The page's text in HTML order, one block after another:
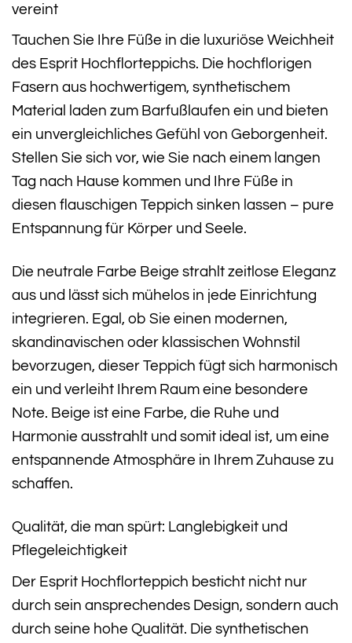
vereint
Tauchen Sie Ihre Füße in die luxuriöse Weichheit
des Esprit Hochflorteppichs. Die hochflorigen
Fasern aus hochwertigem, synthetischem
Material laden zum Barfußlaufen ein und bieten
ein unvergleichliches Gefühl von Geborgenheit.
Stellen Sie sich vor, wie Sie nach einem langen
Tag nach Hause kommen und Ihre Füße in
diesen flauschigen Teppich sinken lassen – pure
Entspannung für Körper und Seele.
Die neutrale Farbe Beige strahlt zeitlose Eleganz
aus und lässt sich mühelos in jede Einrichtung
integrieren. Egal, ob Sie einen modernen,
skandinavischen oder klassischen Wohnstil
bevorzugen, dieser Teppich fügt sich harmonisch
ein und verleiht Ihrem Raum eine besondere
Note. Beige ist eine Farbe, die Ruhe und
Harmonie ausstrahlt und somit ideal ist, um eine
entspannende Atmosphäre in Ihrem Zuhause zu
schaffen.
Qualität, die man spürt: Langlebigkeit und
Pflegeleichtigkeit
Der Esprit Hochflorteppich besticht nicht nur
durch sein ansprechendes Design, sondern auch
durch seine hohe Qualität. Die synthetischen